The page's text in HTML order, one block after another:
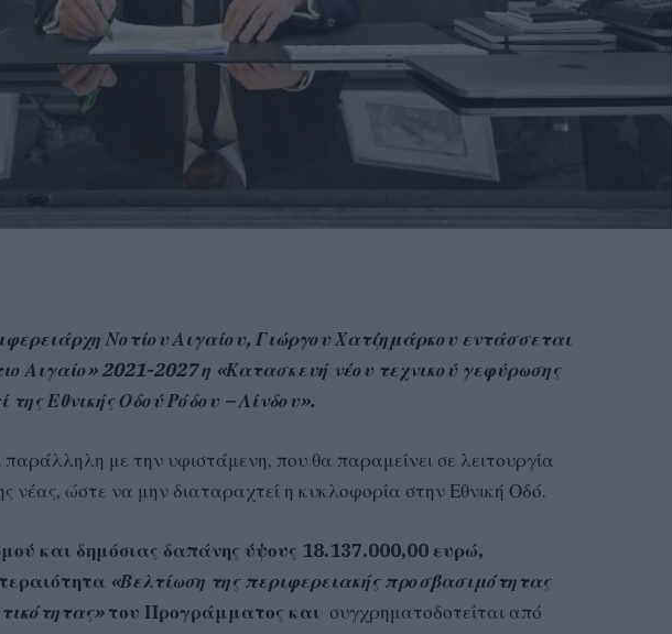
Νοτίου Αιγαίου, Γιώργου Χατζημάρκου εντάσσεται
Αιγαίο» 2021-2027 η «Κατασκευή νέου τεχνικού γεφύρωσης
Εθνικής Οδού Ρόδου – Λίνδου».
με την υφιστάμενη, που θα παραμείνει σε λειτουργία
νέας, ώστε να μην διαταραχτεί η κυκλοφορία στην Εθνική Οδό.
και δημόσιας δαπάνης ύψους 18.137.000,00 ευρώ,
«Βελτίωση της περιφερειακής προσβασιμότητας
του Προγράμματος και συγχρηματοδοτείται από